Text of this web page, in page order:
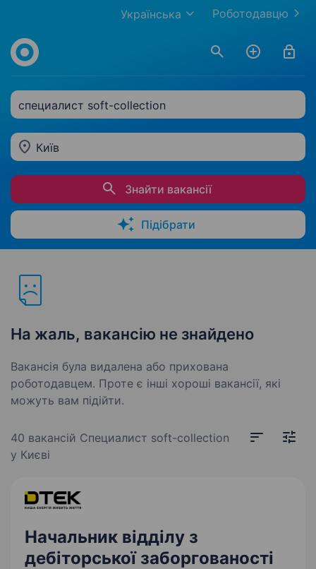
Роботодавцю
Українська
специалист soft-collection
Київ
Знайти вакансії
Підібрати
На жаль, вакансію не знайдено
Вакансія була видалена або прихована
роботодавцем. Проте є інші хороші вакансії, які
можуть вам підійти.
40 вакансій Специалист soft-collection
у Києві
Начальник відділу з
дебіторської заборгованості